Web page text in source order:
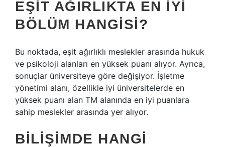
EŞIT AĞIRLIKTA EN IYI
BÖLÜM HANGISI?
Bu noktada, eşit ağırlıklı meslekler arasında hukuk
ve psikoloji alanları en yüksek puanı alıyor. Ayrıca,
sonuçlar üniversiteye göre değişiyor. İşletme
yönetimi alanı, özellikle iyi üniversitelerde en
yüksek puanı alan TM alanında en iyi puanlara
sahip meslekler arasında yer alıyor.
BILIŞIMDE HANGI